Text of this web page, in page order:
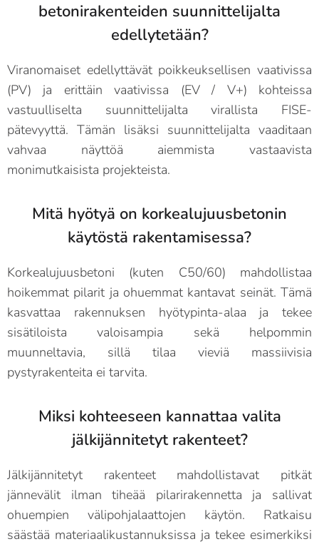
betonirakenteiden suunnittelijalta
edellytetään?
Viranomaiset edellyttävät poikkeuksellisen vaativissa
(PV) ja erittäin vaativissa (EV / V+) kohteissa
vastuulliselta suunnittelijalta virallista FISE-
pätevyyttä. Tämän lisäksi suunnittelijalta vaaditaan
vahvaa näyttöä aiemmista vastaavista
monimutkaisista projekteista.
Mitä hyötyä on korkealujuusbetonin
käytöstä rakentamisessa?
Korkealujuusbetoni (kuten C50/60) mahdollistaa
hoikemmat pilarit ja ohuemmat kantavat seinät. Tämä
kasvattaa rakennuksen hyötypinta-alaa ja tekee
sisätiloista valoisampia sekä helpommin
muunneltavia, sillä tilaa vieviä massiivisia
pystyrakenteita ei tarvita.
Miksi kohteeseen kannattaa valita
jälkijännitetyt rakenteet?
Jälkijännitetyt rakenteet mahdollistavat pitkät
jännevälit ilman tiheää pilarirakennetta ja sallivat
ohuempien välipohjalaattojen käytön. Ratkaisu
säästää materiaalikustannuksissa ja tekee esimerkiksi